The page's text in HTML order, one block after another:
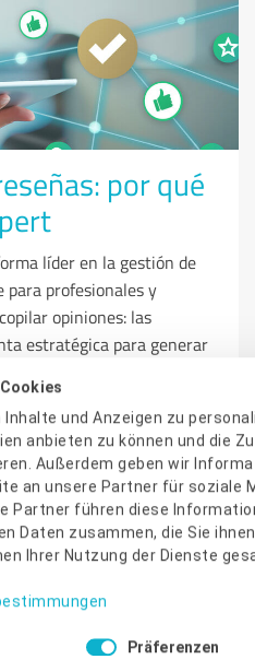
Inhalte und Anzeigen zu
anbieten zu können und die
Außerdem geben wir
an unsere Partner für soziale
Partner führen diese
Daten zusammen, die Sie
Ihrer Nutzung der Dienste
Präferenzen
por qué
líder en la gestión de
para profesionales y
opiniones: las
estratégica para generar
más negocios la eligen
reseñas.
Leer más